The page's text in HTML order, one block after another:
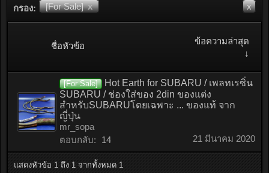
กรอง: [For Sale]x x
ชื่อหัวข้อ
ข้อความล่าสุด
↓
[For Sale]
Hot Earth for SUBARU / เพลทเรซิ่น
SUBARU / ช่องใส่ของ 2din ของแต่ง
สำหรับSUBARUโดยเฉพาะ ... ของแท้ จาก
ญี่ปุ่น
mr_sopa
ตอบกลับ:
14 21 มีนาคม 2020
แสดงหัวข้อ 1 ถึง 1 จากทั้งหมด 1